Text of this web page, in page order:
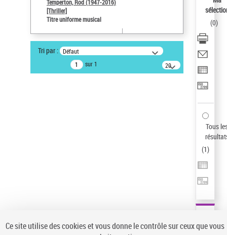
Auteur d’œuvre
Type de notice d'autorité
Temperton, Rod (1947-2016)
[Thriller]
Titre uniforme musical
Tri par : Défaut
sur 1
20
résultats/page
(0)
Tous
(1)
Ce site utilise des cookies et vous donne le contrôle sur ceux que vous